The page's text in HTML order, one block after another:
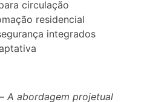
circulação
residencial
integrados
A abordagem projetual